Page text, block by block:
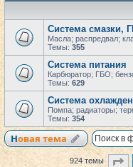
Система смазки,
Масла; распредвал;
Темы: 355
Система питания
Карбюратор; ГБО;
Темы: 629
Система
Помпа; радиаторы;
Темы: 354
Новая тема
924 темы